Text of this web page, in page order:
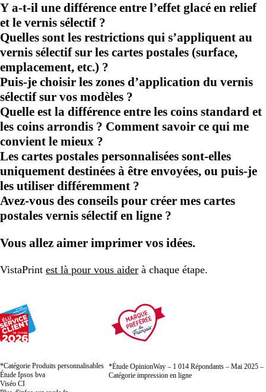
Y a-t-il une différence entre l’effet glacé en relief
et le vernis sélectif ?
Quelles sont les restrictions qui s’appliquent au
vernis sélectif sur les cartes postales (surface,
emplacement, etc.) ?
Puis-je choisir les zones d’application du vernis
sélectif sur vos modèles ?
Quelle est la différence entre les coins standard et
les coins arrondis ? Comment savoir ce qui me
convient le mieux ?
Les cartes postales personnalisées sont-elles
uniquement destinées à être envoyées, ou puis-je
les utiliser différemment ?
Avez-vous des conseils pour créer mes cartes
postales vernis sélectif en ligne ?
Vous allez aimer imprimer vos idées.
VistaPrint est là pour vous aider à chaque étape.
*Catégorie Produits personnalisables
Étude Ipsos bva
Viséo CI
*Étude OpinionWay – 1 014 Répondants – Mai 2025 –
Catégorie impression en ligne